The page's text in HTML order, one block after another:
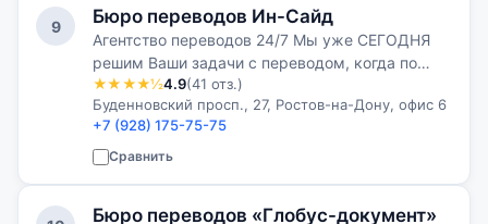
9 Бюро переводов Ин-Сайд
Агентство переводов 24/7 Мы уже СЕГОДНЯ
решим Ваши задачи с переводом, когда по
срокам нужно было ещё ВЧЕРА!
★★★★½4.9(41 отз.)
Буденновский просп., 27, Ростов-на-Дону, офис 6
+7 (928) 175-75-75
Сравнить
Бюро переводов «Глобус-документ»